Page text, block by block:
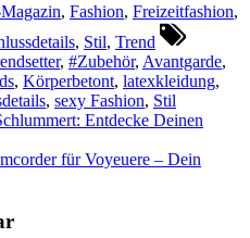
, Fashion, Freizeitfashion,
, Stil, Trend
Tags:
, #Zubehör, Avantgarde,
, Körperbetont, latexkleidung,
, sexy Fashion, Stil
Entdecke Deinen
für Voyeuere – Dein